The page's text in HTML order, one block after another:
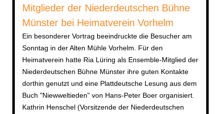
Mitglieder der Niederdeutschen Bühne
Münster bei Heimatverein Vorhelm
Ein besonderer Vortrag beeindruckte die Besucher am
Sonntag in der Alten Mühle Vorhelm. Für den
Heimatverein hatte Ria Lüring als Ensemble-Mitglied der
Niederdeutschen Bühne Münster ihre guten Kontakte
dorthin genutzt und eine Plattdeutsche Lesung aus dem
Buch "Niewweltieden" von Hans-Peter Boer organisiert.
Kathrin Henschel (Vorsitzende der Niederdeutschen